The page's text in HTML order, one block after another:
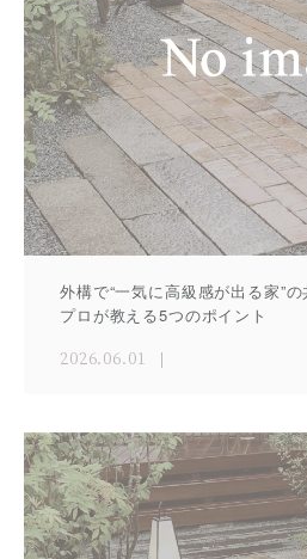
外構で“一気に高級感が出る家”
プロが教える5つのポイント
2026.06.01